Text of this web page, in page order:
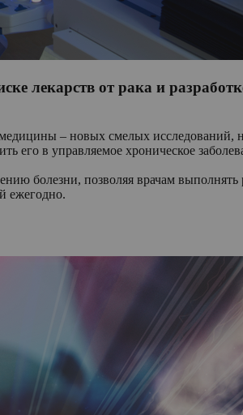
лекарств от рака и
– новых смелых
его в управляемое хроническое
болезни, позволяя врачам
ежегодно.